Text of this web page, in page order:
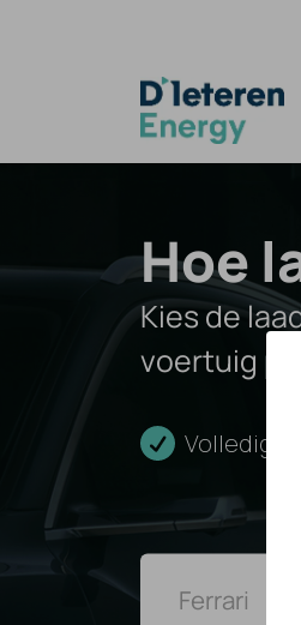
Hoe
Kies de
voertuig
Volledige